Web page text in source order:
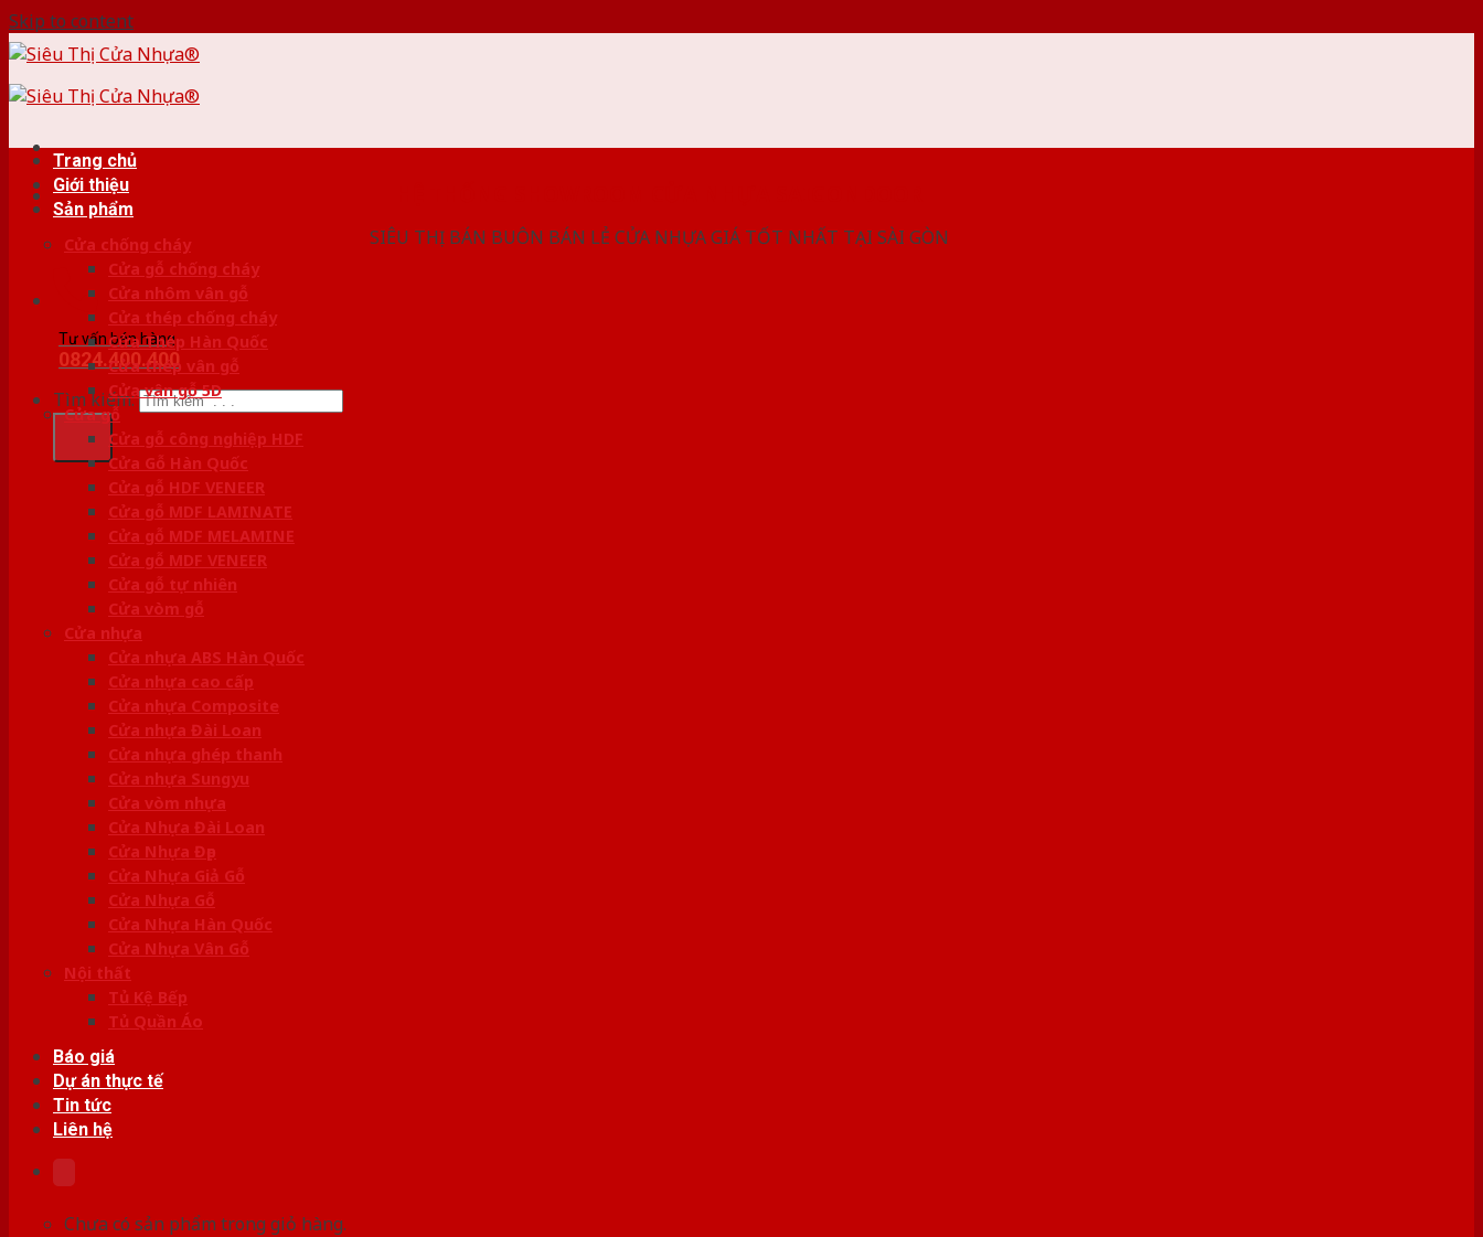
Skip to content
SIÊU THỊ BÁN BUÔN BÁN LẺ CỬA NHỰA GIÁ TỐT NHẤT TẠI SÀI GÒN
Tư vấn bán hàng
0824.400.400
Tìm kiếm:
Trang chủ
Giới thiệu
Sản phẩm
Cửa chống cháy
Cửa gỗ chống cháy
Cửa nhôm vân gỗ
Cửa thép chống cháy
Cửa Thép Hàn Quốc
Cửa thép vân gỗ
Cửa vân gỗ 5D
Cửa gỗ
Cửa gỗ công nghiệp HDF
Cửa Gỗ Hàn Quốc
Cửa gỗ HDF VENEER
Cửa gỗ MDF LAMINATE
Cửa gỗ MDF MELAMINE
Cửa gỗ MDF VENEER
Cửa gỗ tự nhiên
Cửa vòm gỗ
Cửa nhựa
Cửa nhựa ABS Hàn Quốc
Cửa nhựa cao cấp
Cửa nhựa Composite
Cửa nhựa Đài Loan
Cửa nhựa ghép thanh
Cửa nhựa Sungyu
Cửa vòm nhựa
Cửa Nhựa Đài Loan
Cửa Nhựa Đẹp
Cửa Nhựa Giả Gỗ
Cửa Nhựa Gỗ
Cửa Nhựa Hàn Quốc
Cửa Nhựa Vân Gỗ
Nội thất
Tủ Kệ Bếp
Tủ Quần Áo
Báo giá
Dự án thực tế
Tin tức
Liên hệ
Chưa có sản phẩm trong giỏ hàng.